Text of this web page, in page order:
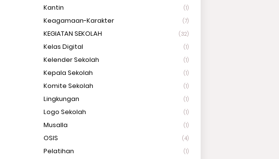
Kantin (1)
Keagamaan-Karakter (7)
KEGIATAN SEKOLAH (32)
Kelas Digital (1)
Kelender Sekolah (1)
Kepala Sekolah (1)
Komite Sekolah (1)
Lingkungan (1)
Logo Sekolah (1)
Musalla (1)
OSIS (4)
Pelatihan (1)